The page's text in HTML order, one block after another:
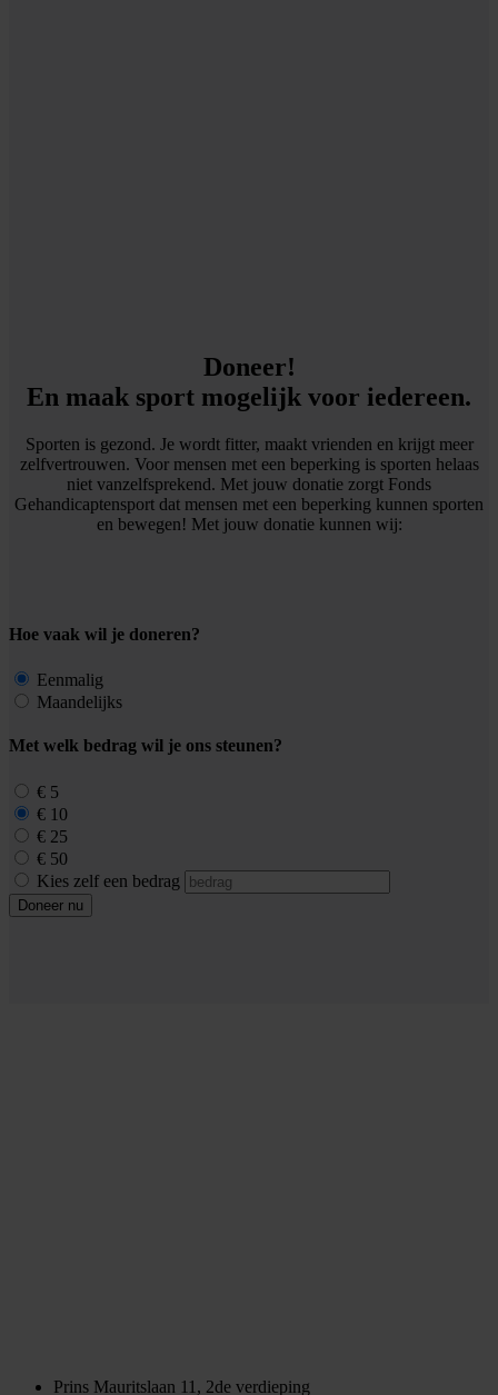
Doneer!
En maak sport mogelijk voor iedereen.
Sporten is gezond. Je wordt fitter, maakt vrienden en krijgt meer
zelfvertrouwen. Voor mensen met een beperking is sporten helaas
niet vanzelfsprekend. Met jouw donatie zorgt Fonds
Gehandicaptensport dat mensen met een beperking kunnen sporten
en bewegen! Met jouw donatie kunnen wij:
Hoe vaak wil je doneren?
Eenmalig
Maandelijks
Met welk bedrag wil je ons steunen?
€ 5
€ 10
€ 25
€ 50
Kies zelf een bedrag
Doneer nu
Prins Mauritslaan 11, 2de verdieping